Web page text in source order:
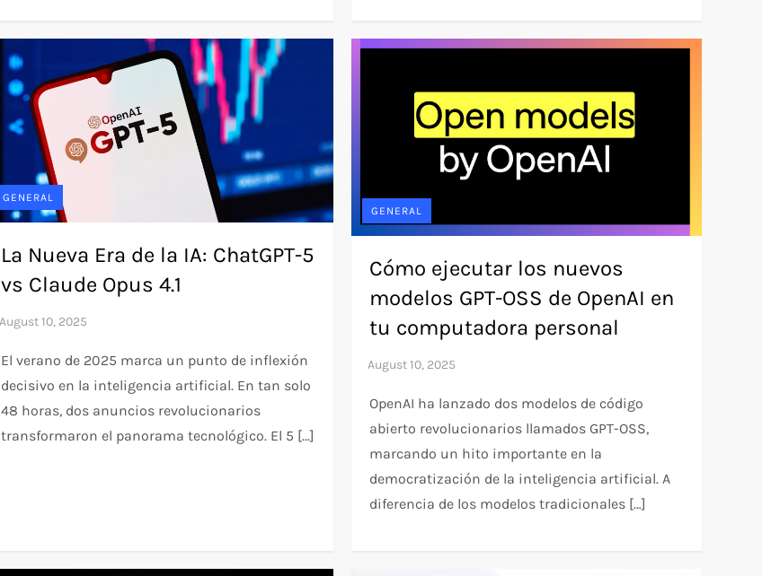
GENERAL
La Nueva Era de la IA: ChatGPT-5
vs Claude Opus 4.1
El verano de 2025 marca un punto de inflexión
decisivo en la inteligencia artificial. En tan solo
48 horas, dos anuncios revolucionarios
transformaron el panorama tecnológico. El 5 […]
GENERAL
Cómo ejecutar los nuevos
modelos GPT-OSS de OpenAI en
tu computadora personal
OpenAI ha lanzado dos modelos de código
abierto revolucionarios llamados GPT-OSS,
marcando un hito importante en la
democratización de la inteligencia artificial. A
diferencia de los modelos tradicionales […]